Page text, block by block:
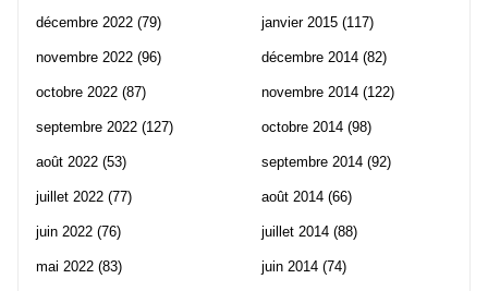
décembre 2022 (79)
novembre 2022 (96)
octobre 2022 (87)
septembre 2022 (127)
août 2022 (53)
juillet 2022 (77)
juin 2022 (76)
mai 2022 (83)
janvier 2015 (117)
décembre 2014 (82)
novembre 2014 (122)
octobre 2014 (98)
septembre 2014 (92)
août 2014 (66)
juillet 2014 (88)
juin 2014 (74)